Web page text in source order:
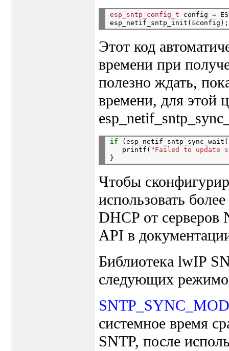
esp_sntp_config_t config =
esp_netif_sntp_init(&
Этот код
времени при
полезно ждать,
времени, для этой
if
   printf(
"Failed to update
Чтобы
использовать
DHCP от серверов
API в
Библиотека lwIP
следующих
системное время
SNTP, после